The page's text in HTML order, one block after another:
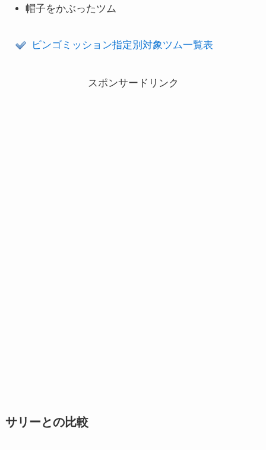
帽子をかぶったツム
ビンゴミッション指定別対象ツム一覧表
スポンサードリンク
サリーとの比較